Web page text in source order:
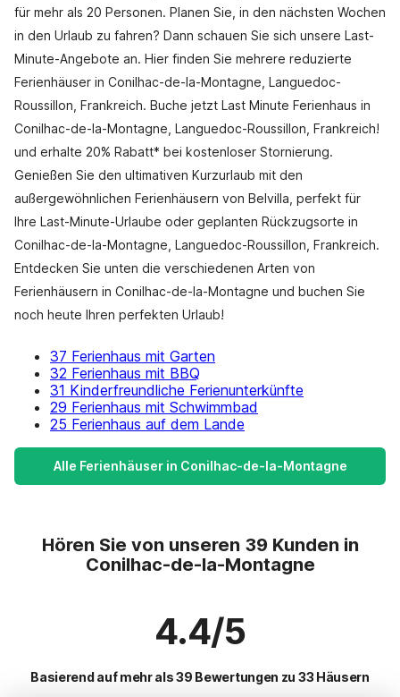
für mehr als 20 Personen. Planen Sie, in den nächsten Wochen
in den Urlaub zu fahren? Dann schauen Sie sich unsere Last-
Minute-Angebote an. Hier finden Sie mehrere reduzierte
Ferienhäuser in Conilhac-de-la-Montagne, Languedoc-
Roussillon, Frankreich. Buche jetzt Last Minute Ferienhaus in
Conilhac-de-la-Montagne, Languedoc-Roussillon, Frankreich!
und erhalte 20% Rabatt* bei kostenloser Stornierung.
Genießen Sie den ultimativen Kurzurlaub mit den
außergewöhnlichen Ferienhäusern von Belvilla, perfekt für
Ihre Last-Minute-Urlaube oder geplanten Rückzugsorte in
Conilhac-de-la-Montagne, Languedoc-Roussillon, Frankreich.
Entdecken Sie unten die verschiedenen Arten von
Ferienhäusern in Conilhac-de-la-Montagne und buchen Sie
noch heute Ihren perfekten Urlaub!
37 Ferienhaus mit Garten
32 Ferienhaus mit BBQ
31 Kinderfreundliche Ferienunterkünfte
29 Ferienhaus mit Schwimmbad
25 Ferienhaus auf dem Lande
Alle Ferienhäuser in Conilhac-de-la-Montagne
Hören Sie von unseren 39 Kunden in
Conilhac-de-la-Montagne
4.4/5
Basierend auf mehr als 39 Bewertungen zu 33 Häusern